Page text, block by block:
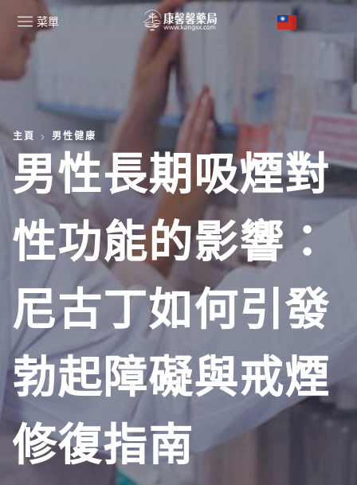
菜單
主頁 男性健康
男性長期吸煙對
性功能的影響：
尼古丁如何引發
勃起障礙與戒煙
修復指南